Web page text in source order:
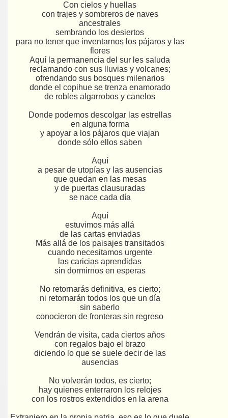
Con cielos y huellas
con trajes y sombreros de naves
ancestrales
sembrando los desiertos
para no tener que inventarnos los pájaros y las
flores
Aquí la permanencia del sur les saluda
reclamando con sus lluvias y volcanes;
ofrendando sus bosques milenarios
donde el copihue se trenza enamorado
de robles algarrobos y canelos
Donde podemos descolgar las estrellas
en alguna forma
y apoyar a los pájaros que viajan
donde sólo ellos saben
Aquí
a pesar de utopías y las ausencias
que quedan en las mesas
y de puertas clausuradas
se nace cada día
Aquí
estuvimos más allá
de las cartas enviadas
Más allá de los paisajes transitados
cuando necesitamos urgente
las caricias aprendidas
sin dormirnos en esperas
No retornarás definitiva, es cierto;
ni retornarán todos los que un día
sin saberlo
conocieron de fronteras sin regreso
Vendrán de visita, cada ciertos años
con regalos bajo el brazo
diciendo lo que se suele decir de las
ausencias
No volverán todos, es cierto;
hay quienes enterraron los relojes
con los rostros extendidos en la arena